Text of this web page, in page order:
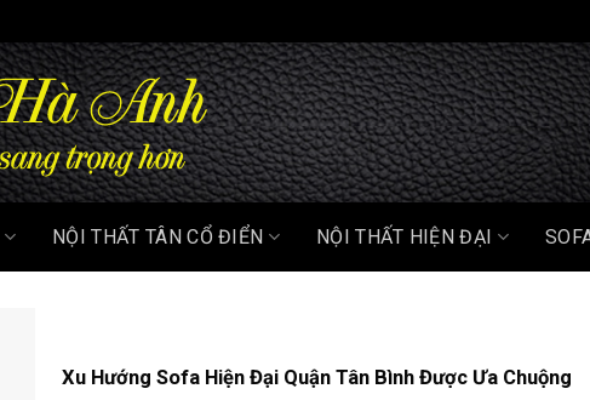
NỘI THẤT TÂN CỔ ĐIỂN NỘI THẤT HIỆN ĐẠI
Xu Hướng Sofa Hiện Đại Quận Tân Bình Được Ưa Chuộng